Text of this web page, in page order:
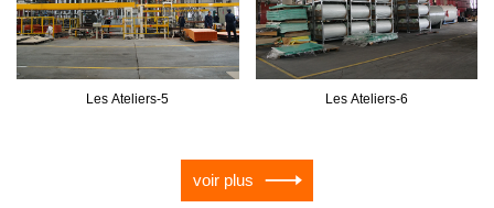
Les Ateliers-5 Les Ateliers-6
voir plus